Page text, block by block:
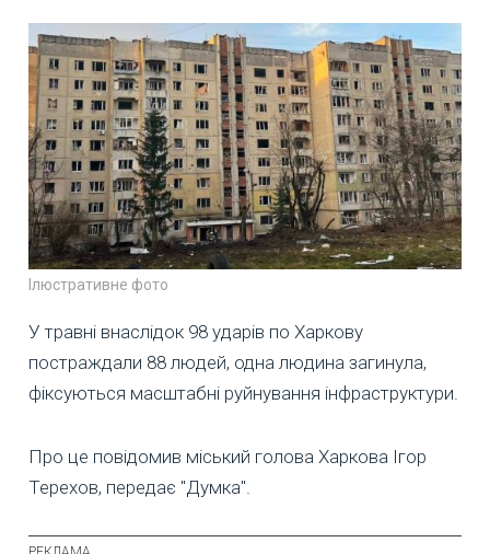
Ілюстративне фото
У травні внаслідок 98 ударів по Харкову
постраждали 88 людей, одна людина загинула,
фіксуються масштабні руйнування інфраструктури.
Про це повідомив міський голова Харкова Ігор
Терехов, передає "Думка".